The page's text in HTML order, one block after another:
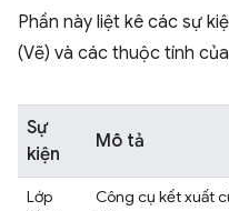
Phần này liệt kê các sự
(Vẽ) và các thuộc tính
Sự
kiện
Mô tả
Lớp
Công cụ kết xuất